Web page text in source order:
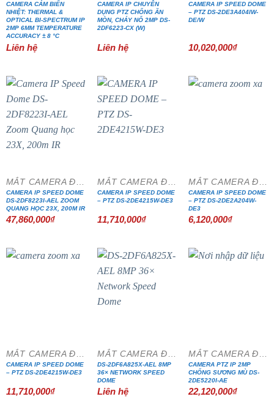
CAMERA CẢM BIẾN
NHIỆT: THERMAL &
OPTICAL BI-SPECTRUM IP
2MP 6MM TEMPERATURE
ACCURACY ± 8 °C
Liên hệ
CAMERA IP CHUYÊN
DỤNG PTZ CHỐNG ĂN
MÒN, CHÁY NỔ 2MP DS-
2DF6223-CX (W)
Liên hệ
CAMERA IP SPEED DOME
– PTZ DS-2DE3A404IW-
DE/W
10,020,000₫
CAMERA IP SPEED DOME
DS-2DF8223I-AEL ZOOM
QUANG HỌC 23X, 200M IR
47,860,000₫
CAMERA IP SPEED DOME
– PTZ DS-2DE4215W-DE3
11,710,000₫
CAMERA IP SPEED DOME
– PTZ DS-2DE2A204W-
DE3
6,120,000₫
CAMERA IP SPEED DOME
– PTZ DS-2DE4215W-DE3
11,710,000₫
DS-2DF6A825X-AEL 8MP
36× NETWORK SPEED
DOME
Liên hệ
CAMERA PTZ IP 2MP
CHỐNG SƯƠNG MÙ DS-
2DE5220I-AE
22,120,000₫